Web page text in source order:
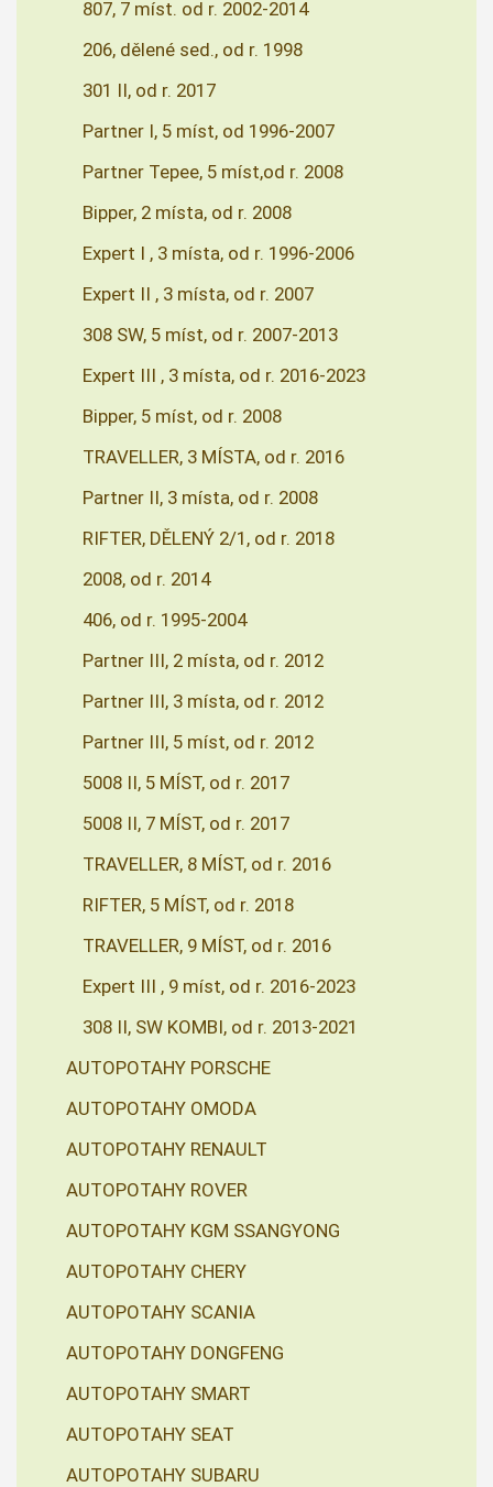
807, 7 míst. od r. 2002-2014
206, dělené sed., od r. 1998
301 II, od r. 2017
Partner I, 5 míst, od 1996-2007
Partner Tepee, 5 míst,od r. 2008
Bipper, 2 místa, od r. 2008
Expert I , 3 místa, od r. 1996-2006
Expert II , 3 místa, od r. 2007
308 SW, 5 míst, od r. 2007-2013
Expert III , 3 místa, od r. 2016-2023
Bipper, 5 míst, od r. 2008
TRAVELLER, 3 MÍSTA, od r. 2016
Partner II, 3 místa, od r. 2008
RIFTER, DĚLENÝ 2/1, od r. 2018
2008, od r. 2014
406, od r. 1995-2004
Partner III, 2 místa, od r. 2012
Partner III, 3 místa, od r. 2012
Partner III, 5 míst, od r. 2012
5008 II, 5 MÍST, od r. 2017
5008 II, 7 MÍST, od r. 2017
TRAVELLER, 8 MÍST, od r. 2016
RIFTER, 5 MÍST, od r. 2018
TRAVELLER, 9 MÍST, od r. 2016
Expert III , 9 míst, od r. 2016-2023
308 II, SW KOMBI, od r. 2013-2021
AUTOPOTAHY PORSCHE
AUTOPOTAHY OMODA
AUTOPOTAHY RENAULT
AUTOPOTAHY ROVER
AUTOPOTAHY KGM SSANGYONG
AUTOPOTAHY CHERY
AUTOPOTAHY SCANIA
AUTOPOTAHY DONGFENG
AUTOPOTAHY SMART
AUTOPOTAHY SEAT
AUTOPOTAHY SUBARU